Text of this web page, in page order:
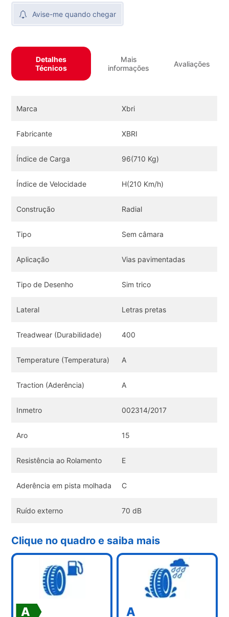
Avise-me quando chegar
Detalhes
Técnicos
Mais
informações
Avaliações
Marca Xbri
Fabricante XBRI
Índice de Carga 96(710 Kg)
Índice de Velocidade H(210 Km/h)
Construção Radial
Tipo Sem câmara
Aplicação Vias pavimentadas
Tipo de Desenho Sim trico
Lateral Letras pretas
Treadwear (Durabilidade) 400
Temperature (Temperatura) A
Traction (Aderência) A
Inmetro 002314/2017
Aro 15
Resistência ao Rolamento E
Aderência em pista molhada C
Ruído externo 70 dB
Clique no quadro e saiba mais
A A